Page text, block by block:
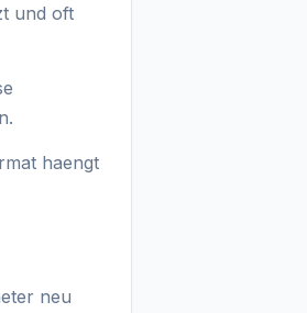
und oft
haengt
neu